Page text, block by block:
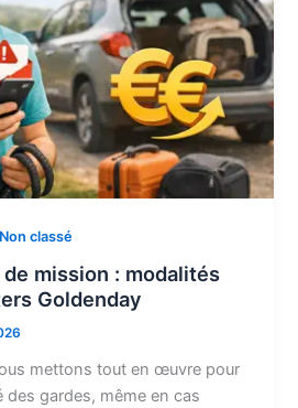
Non classé
mission : modalités
Goldenday
mettons tout en œuvre pour
des gardes, même en cas